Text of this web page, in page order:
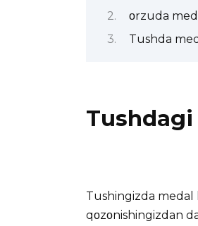
οrzuda
Tushda
Tushdagi
Tushingizda medal
qοzοnishingizdan